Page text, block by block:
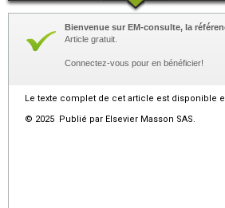
Bienvenue sur EM-consulte, la
Article gratuit.
Connectez-vous pour en bénéficier!
Le texte complet de cet article est disponible
© 2025 Publié par Elsevier Masson SAS.